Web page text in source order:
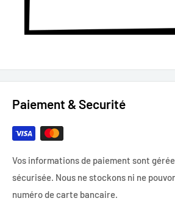
Paiement & Securité
Vos informations de paiement sont
sécurisée. Nous ne stockons ni ne
numéro de carte bancaire.